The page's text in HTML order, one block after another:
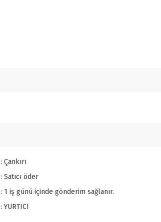
: Çankırı
: Satıcı öder
: 1 iş günü içinde gönderim sağlanır.
: YURTICI